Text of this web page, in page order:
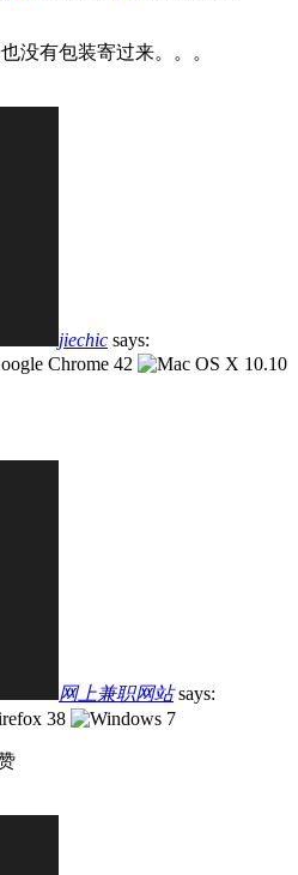
没有包装寄过来。。。
jiechic says:
网上兼职网站 says: